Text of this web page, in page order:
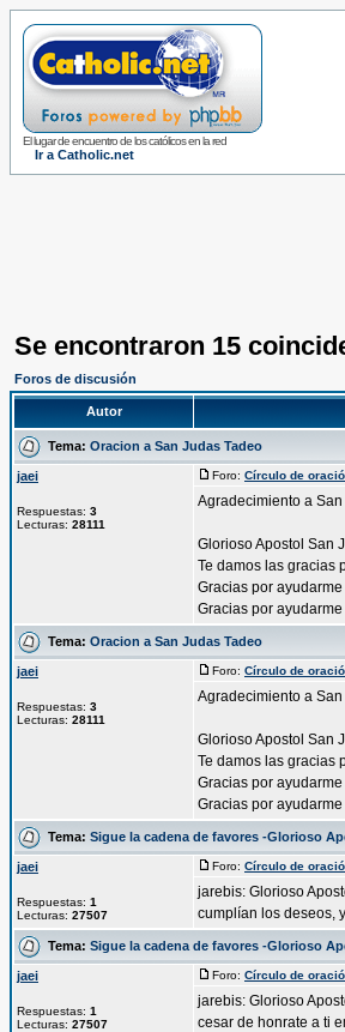
El lugar de encuentro de los católicos en la red
Ir a Catholic.net
Se encontraron 15
Foros de discusión
Autor
Tema: Oracion a San Judas Tadeo
jaei
Respuestas: 3
Lecturas: 28111
Foro: Círculo de
Agradecimiento a
Glorioso Apostol San
Te damos las gracias
Gracias por
Gracias por ayudarme
Tema: Oracion a San Judas Tadeo
jaei
Respuestas: 3
Lecturas: 28111
Foro: Círculo de
Agradecimiento a
Glorioso Apostol San
Te damos las gracias
Gracias por
Gracias por ayudarme
Tema: Sigue la cadena de favores -Glorioso
jaei
Respuestas: 1
Lecturas: 27507
Foro: Círculo de
jarebis: Glorioso
cumplían los deseos,
Tema: Sigue la cadena de favores -Glorioso
jaei
Respuestas: 1
Lecturas: 27507
Foro: Círculo de
jarebis: Glorioso
cesar de honrate a ti